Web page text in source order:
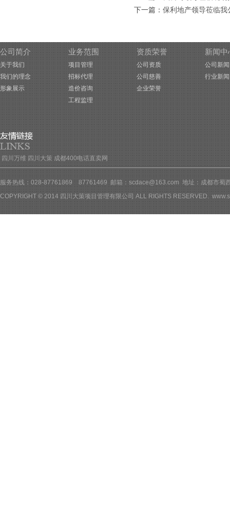
下一篇： 保利地产领导莅临我
公司简介
关于我们
我们的理念
形象展示
业务范围
项目管理
招标代理
造价咨询
工程监理
资质荣誉
公司资质
公司慈善
企业荣誉
新闻中
公司新闻
行业新闻
四川万维 四川大策 成都400电话直卖网
服务热线：028-87761869 87761469 邮箱：scdace@163.com 地址：成都市蜀
COPYRIGHT © 2014 四川大策项目管理有限公司 ALL RIGHTS RESERVED.